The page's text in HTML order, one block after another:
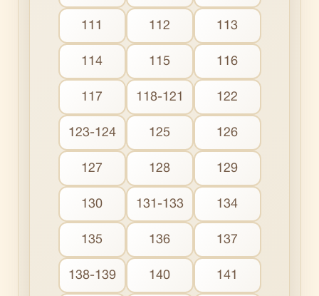
111 112 113
114 115 116
117 118-121 122
123-124 125 126
127 128 129
130 131-133 134
135 136 137
138-139 140 141